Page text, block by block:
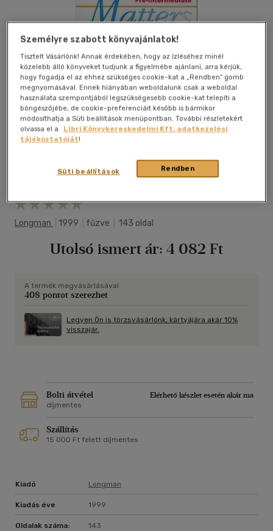
Megosztom
Longman 1999 fűzve 143 oldal
Utolsó ismert ár: 4 082 Ft
A termék megvásárlásával
408 pontot szerezhet
Legyen Ön is törzsvásárlónk, kártyájára akár 10%
visszajár.
Bolti átvétel
Elérhető készlet esetén akár ma
díjmentes
Szállítás
15 000 Ft felett díjmentes
Kiadó Longman
Kiadás éve 1999
Oldalak száma: 143
Személyre szabott könyvajánlatok!
Tisztelt Vásárlónk! Annak érdekében, hogy az ízléséhez minél
közelebb álló könyveket tudjunk a figyelmébe ajánlani, arra kérjük,
hogy fogadja el az ehhez szükséges cookie-kat a „Rendben” gomb
megnyomásával. Ennek hiányában weboldalunk csak a weboldal
használata szempontjából legszükségesebb cookie-kat telepíti a
böngészőjébe, de cookie-preferenciáit később is bármikor
módosíthatja a Süti beállítások menüpontban. További részletekért
olvassa el a
Libri Könyvkereskedelmi Kft. adatkezelési
tájékoztatóját!
Rendben
Süti beállítások